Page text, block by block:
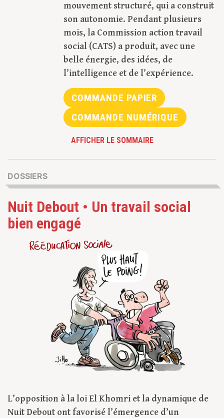
mouvement structuré, qui a construit
son autonomie. Pendant plusieurs
mois, la Commission action travail
social (CATS) a produit, avec une
belle énergie, des idées, de
l’intelligence et de l’expérience.
COMMANDE PAPIER
COMMANDE NUMÉRIQUE
AFFICHER LE SOMMAIRE
DOSSIERS
Nuit Debout • Un travail social
bien engagé
L’opposition à la loi El Khomri et la dynamique de
Nuit Debout ont favorisé l’émergence d’un